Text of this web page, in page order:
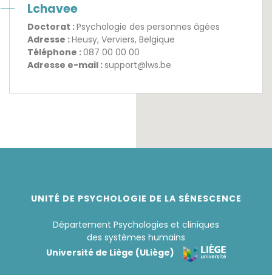
Lchavee
Doctorat :Psychologie des personnes âgées
Adresse :Heusy, Verviers, Belgique
Téléphone :087 00 00 00
Adresse e-mail :support@lws.be
UNITÉ DE PSYCHOLOGIE DE LA SÉNESCENCE
Département Psychologies et cliniques
des systèmes humains
Université de Liège (ULiège)